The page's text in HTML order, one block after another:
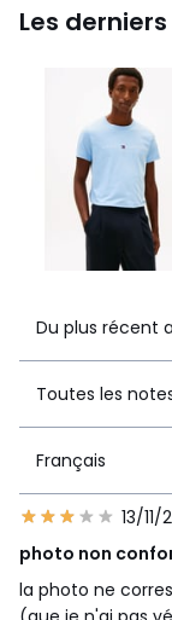
Les
Du plus récent
Toutes les
Français
13/11/
photo non
la photo ne